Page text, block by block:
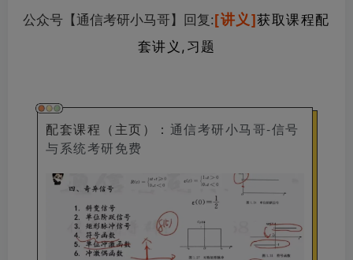
公众号【通信考研小马哥】回复:[讲义]获取课程配
套讲义,习题
配套课程（主页） ： 通信考研小马哥-信号
与系统考研免费